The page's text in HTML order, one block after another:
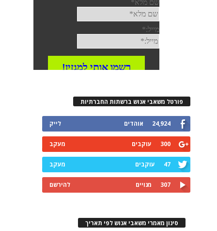
פורטל משאבי אנוש ברשתות החברתיות
24,924 אוהדים לייק
300 עוקבים מעקב
47 עוקבים מעקב
307 מנויים להירשם
סינון מאמרי משאבי אנוש לפי תאריך